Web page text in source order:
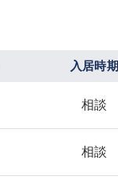
入居時期
相談
相談